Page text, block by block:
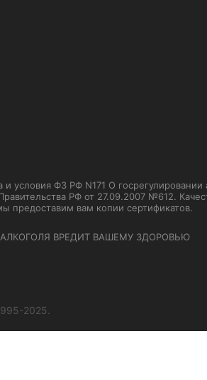
ФЗ РФ N171 О
РФ от 27.09.2007 №612.
предоставим вам копии сертификатов.
ВРЕДИТ ВАШЕМУ ЗДОРОВЬЮ
2025.